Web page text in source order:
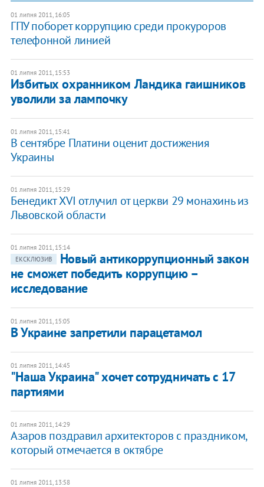
01 липня 2011, 16:05
ГПУ поборет коррупцию среди прокуроров
телефонной линией
01 липня 2011, 15:53
Избитых охранником Ландика гаишников
уволили за лампочку
01 липня 2011, 15:41
В сентябре Платини оценит достижения
Украины
01 липня 2011, 15:29
Бенедикт XVI отлучил от церкви 29 монахинь из
Львовской области
01 липня 2011, 15:14
ЕКСКЛЮЗИВ
Новый антикоррупционный закон
не сможет победить коррупцию –
исследование
01 липня 2011, 15:05
В Украине запретили парацетамол
01 липня 2011, 14:45
"Наша Украина" хочет сотрудничать с 17
партиями
01 липня 2011, 14:29
Азаров поздравил архитекторов с праздником,
который отмечается в октябре
01 липня 2011, 13:58